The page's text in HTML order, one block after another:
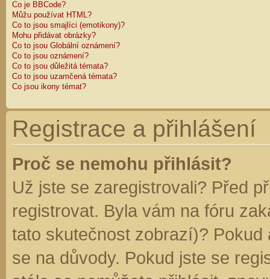
Co je BBCode?
Můžu používat HTML?
Co to jsou smajlíci (emotikony)?
Mohu přidávat obrázky?
Co to jsou Globální oznámení?
Co to jsou oznámení?
Co to jsou důležitá témata?
Co to jsou uzamčená témata?
Co jsou ikony témat?
Registrace a přihlášení
Proč se nemohu přihlásit?
Už jste se zaregistrovali? Před
registrovat. Byla vám na fóru
tato skutečnost zobrazí)?
se na důvody. Pokud jste se